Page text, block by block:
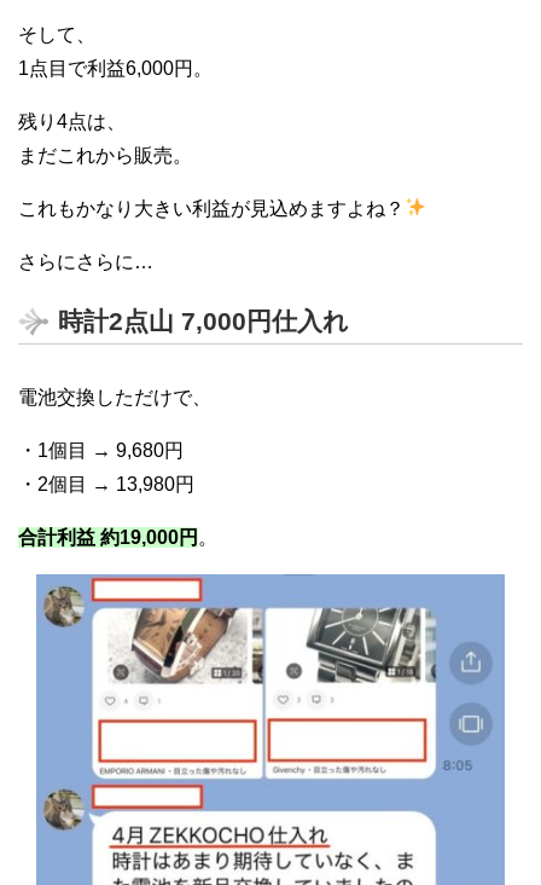
そして、
1点目で利益6,000円。
残り4点は、
まだこれから販売。
これもかなり大きい利益が見込めますよね？
さらにさらに…
時計2点山 7,000円仕入れ
電池交換しただけで、
・1個目 → 9,680円
・2個目 → 13,980円
合計利益 約19,000円 。